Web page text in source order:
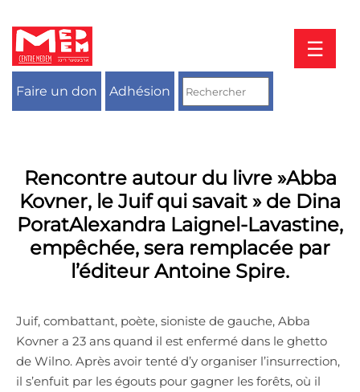
contenu
☰
Faire un don Adhésion
Rencontre autour du livre »Abba
Kovner, le Juif qui savait » de Dina
PoratAlexandra Laignel-Lavastine,
empêchée, sera remplacée par
l’éditeur Antoine Spire.
Juif, combattant, poète, sioniste de gauche, Abba
Kovner a 23 ans quand il est enfermé dans le ghetto
de Wilno. Après avoir tenté d’y organiser l’insurrection,
il s’enfuit par les égouts pour gagner les forêts, où il